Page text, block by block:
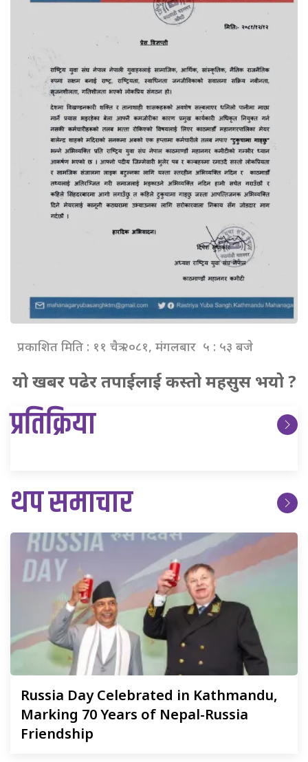
प्रकाशित मिति : ११ चैत्र २०८१, मंगलबार ५ : ५३ बजे
यो खबर पढेर तपाईलाई कस्तो महसुस भयो ?
प्रतिक्रिया
थप समाचार
Russia Day Celebrated in Kathmandu,
Marking 70 Years of Nepal-Russia
Friendship